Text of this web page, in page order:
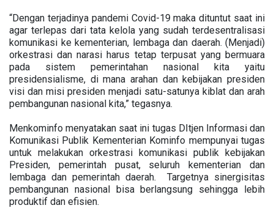
“Dengan terjadinya pandemi Covid-19 maka dituntut saat ini
agar terlepas dari tata kelola yang sudah terdesentralisasi
komunikasi ke kementerian, lembaga dan daerah. (Menjadi)
orkestrasi dan narasi harus tetap terpusat yang bermuara
pada sistem pemerintahan nasional kita yaitu
presidensialisme, di mana arahan dan kebijakan presiden
visi dan misi presiden menjadi satu-satunya kiblat dan arah
pembangunan nasional kita,” tegasnya.
Menkominfo menyatakan saat ini tugas DItjen Informasi dan
Komunikasi Publik Kementerian Kominfo mempunyai tugas
untuk melakukan orkestrasi komunikasi publik kebijakan
Presiden, pemerintah pusat, seluruh kementerian dan
lembaga dan pemerintah daerah. Targetnya sinergisitas
pembangunan nasional bisa berlangsung sehingga lebih
produktif dan efisien.